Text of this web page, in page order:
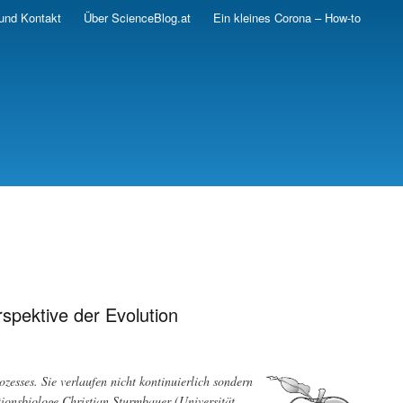
Kontakt Über ScienceBlog.at Ein kleines Corona – How-to
der Evolution
Sie verlaufen nicht kontinuierlich sondern